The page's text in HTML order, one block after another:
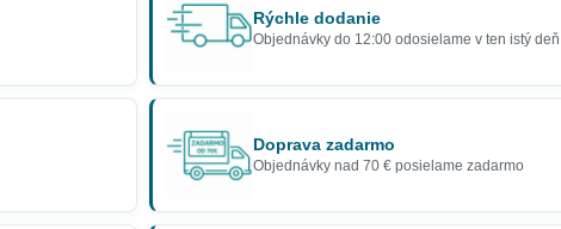
Rýchle dodanie
Objednávky do 12:00 odosielame v ten istý deň
Doprava zadarmo
Objednávky nad 70 € posielame zadarmo